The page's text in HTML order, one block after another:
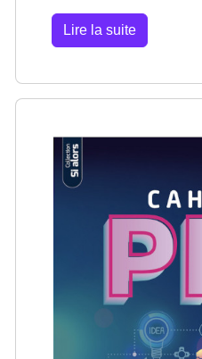
Lire la suite